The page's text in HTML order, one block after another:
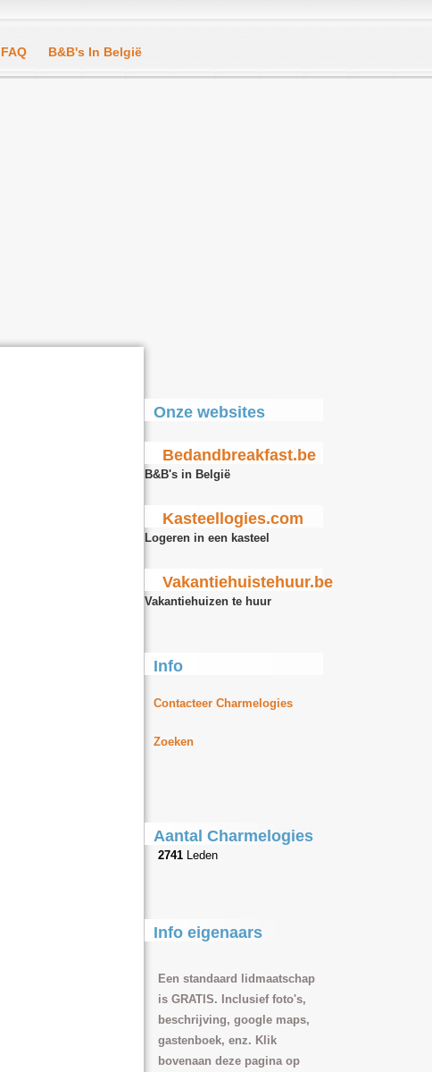
FAQ
B&B's In België
Onze websites
Bedandbreakfast.be
B&B's in België
Kasteellogies.com
Logeren in een kasteel
Vakantiehuistehuur.be
Vakantiehuizen te huur
Info
Contacteer Charmelogies
Zoeken
Aantal Charmelogies
2741 Leden
Info eigenaars
Een standaard lidmaatschap
is GRATIS. Inclusief foto's,
beschrijving, google maps,
gastenboek, enz. Klik
bovenaan deze pagina op